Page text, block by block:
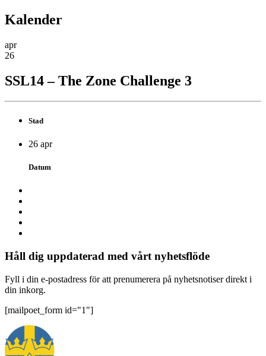
Kalender
apr
26
SSL14 – The Zone Challenge 3
Stad
26 apr
Datum
Håll dig uppdaterad med vårt nyhetsflöde
Fyll i din e-postadress för att prenumerera på nyhetsnotiser direkt i
din inkorg.
[mailpoet_form id="1"]